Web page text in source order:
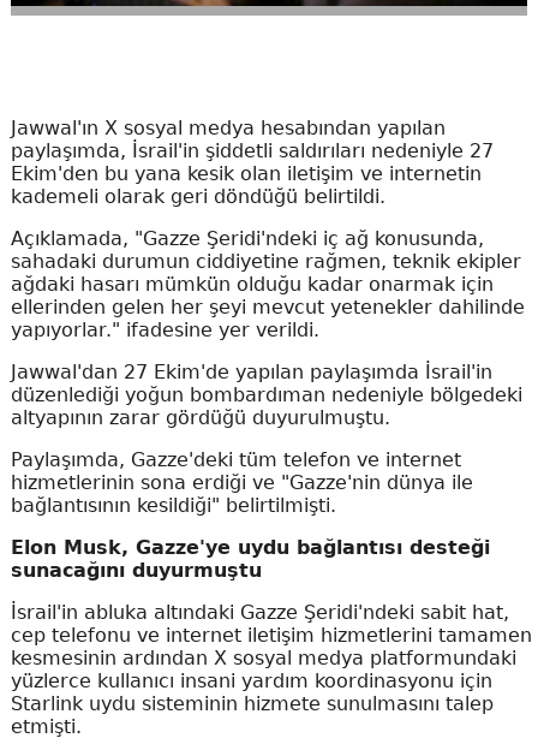
Jawwal'ın X sosyal medya hesabından yapılan
paylaşımda, İsrail'in şiddetli saldırıları nedeniyle 27
Ekim'den bu yana kesik olan iletişim ve internetin
kademeli olarak geri döndüğü belirtildi.
Açıklamada, "Gazze Şeridi'ndeki iç ağ konusunda,
sahadaki durumun ciddiyetine rağmen, teknik ekipler
ağdaki hasarı mümkün olduğu kadar onarmak için
ellerinden gelen her şeyi mevcut yetenekler dahilinde
yapıyorlar." ifadesine yer verildi.
Jawwal'dan 27 Ekim'de yapılan paylaşımda İsrail'in
düzenlediği yoğun bombardıman nedeniyle bölgedeki
altyapının zarar gördüğü duyurulmuştu.
Paylaşımda, Gazze'deki tüm telefon ve internet
hizmetlerinin sona erdiği ve "Gazze'nin dünya ile
bağlantısının kesildiği" belirtilmişti.
Elon Musk, Gazze'ye uydu bağlantısı desteği
sunacağını duyurmuştu
İsrail'in abluka altındaki Gazze Şeridi'ndeki sabit hat,
cep telefonu ve internet iletişim hizmetlerini tamamen
kesmesinin ardından X sosyal medya platformundaki
yüzlerce kullanıcı insani yardım koordinasyonu için
Starlink uydu sisteminin hizmete sunulmasını talep
etmişti.